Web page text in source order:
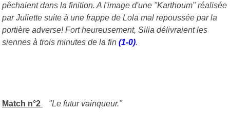
pêchaient dans la finition. A l'image d'une "Karthoum" réalisée
par Juliette suite à une frappe de Lola mal repoussée par la
portière adverse! Fort heureusement, Silia délivraient les
siennes à trois minutes de la fin (1-0).
Match n°2 "Le futur vainqueur."